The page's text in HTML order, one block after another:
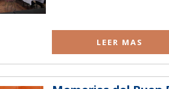
LEER MAS